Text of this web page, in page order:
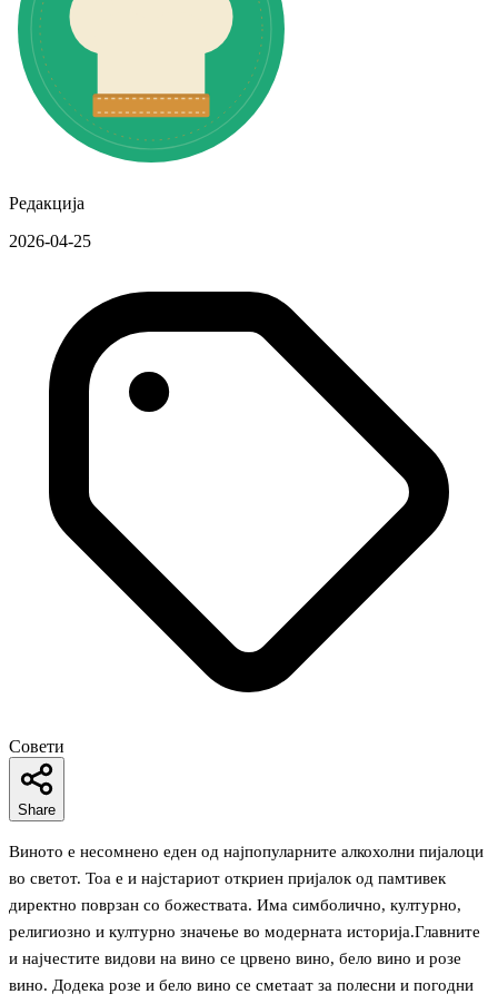
Редакција
2026-04-25
Совети
Share
Виното е несомнено еден од најпопуларните алкохолни пијалоци
во светот. Тоа е и најстариот откриен пријалок од памтивек
директно поврзан со божествата. Има симболично, културно,
религиозно и културно значење во модерната историја.Главните
и најчестите видови на вино се црвено вино, бело вино и розе
вино. Додека розе и бело вино се сметаат за полесни и погодни